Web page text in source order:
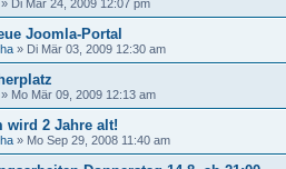
» Di Mär 24, 2009 12:07 pm
Joomla-Portal
» Di Mär 03, 2009 12:30 am
» Mo Mär 09, 2009 12:13 am
wird 2 Jahre alt!
» Mo Sep 29, 2008 11:40 am